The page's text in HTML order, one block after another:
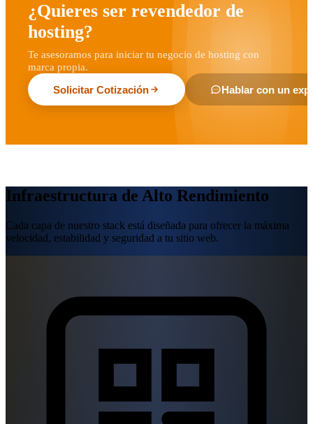
¿Quieres ser revendedor de
hosting?
Te asesoramos para iniciar tu negocio de hosting con
marca propia.
Solicitar Cotización
Hablar con un
Infraestructura de Alto Rendimiento
Cada capa de nuestro stack está diseñada para ofrecer la máxima
velocidad, estabilidad y seguridad a tu sitio web.